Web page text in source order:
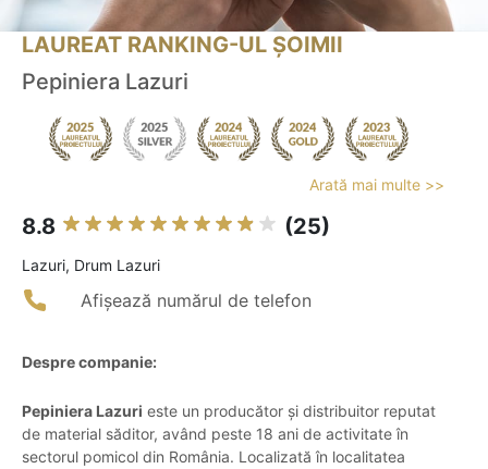
LAUREAT RANKING-UL ȘOIMII
Pepiniera Lazuri
Arată mai multe >>
8.8 (25)
Lazuri, Drum Lazuri
Afișează numărul de telefon
Despre companie:
Pepiniera Lazuri este un producător și distribuitor reputat
de material săditor, având peste 18 ani de activitate în
sectorul pomicol din România. Localizată în localitatea